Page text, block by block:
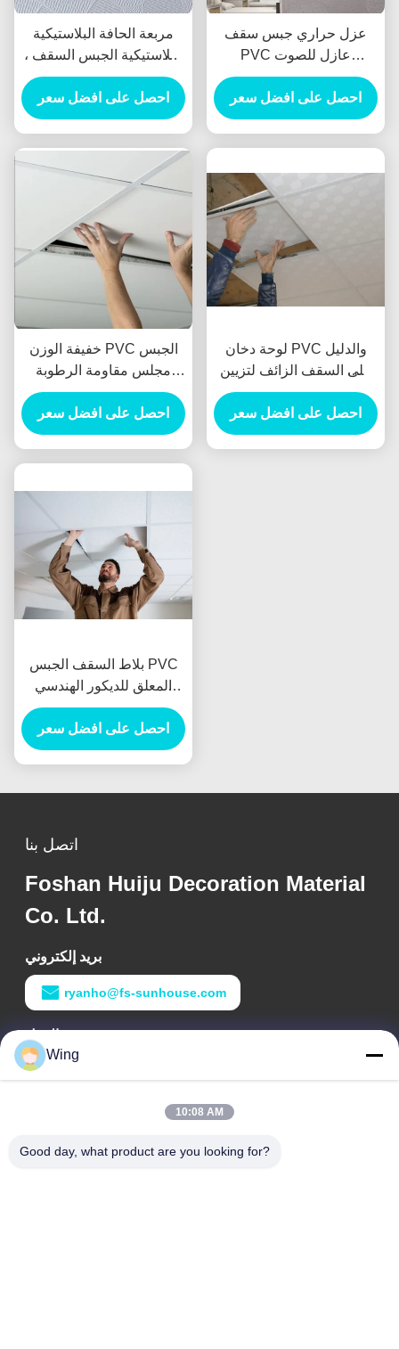
مربعة الحافة البلاستيكية
البلاستيكية الجبس السقف ،
بلاط السقف الرقائقي PVC
عازلة للصوت
احصل على افضل سعر
عزل حراري جبس سقف
PVC عازل للصوت
600x600mm
احصل على افضل سعر
خفيفة الوزن PVC الجبس
مجلس مقاومة الرطوبة
لمكتبة الفندق
احصل على افضل سعر
لوحة دخان PVC والدليل
على السقف الزائف لتزيين
السقف الداخلي
احصل على افضل سعر
بلاط السقف الجبس PVC
المعلق للديكور الهندسي
600x600mm
احصل على افضل سعر
اتصل بنا
Foshan Huiju Decoration Material
Co. Ltd.
بريد إلكتروني
ryanho@fs-sunhouse.com
وقت العمل
9:00-18:00
Wing
10:08 AM
Good day, what product are you looking for?